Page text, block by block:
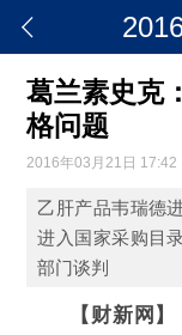
葛兰素史克
格问题
2016年03月21日 17:42
乙肝产品韦瑞德
进入国家采购目
部门谈判
【财新网